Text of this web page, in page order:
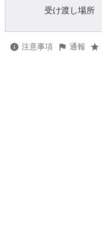
受け渡し場所
注意事項 通報